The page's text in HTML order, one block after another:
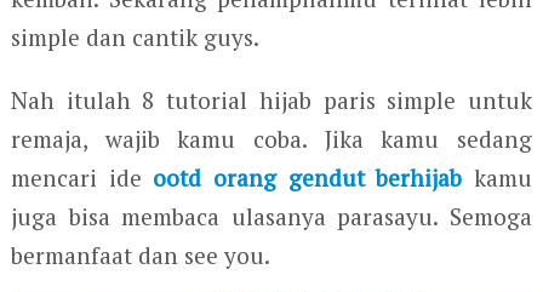
simple dan cantik guys.
Nah itulah 8 tutorial hijab paris simple untuk
remaja, wajib kamu coba. Jika kamu sedang
mencari ide ootd orang gendut berhijab kamu
juga bisa membaca ulasanya parasayu. Semoga
bermanfaat dan see you.